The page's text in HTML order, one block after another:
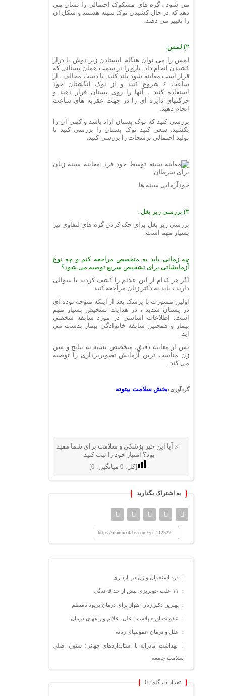
می شود ، گره های مشکوک احتمالی را نشان می
دهد که در حال کشیدن نوک سینه هستند و شکل آن
را تغییر می دهند.
۲) لمس:
لمس را می توان هنگام ایستادن زیر دوش یا دراز
کشیدن انجام داد. بازو را در سمت همان پستانی که
قرار است معاینه شود بلند کنید. با دست مخالف ، از
ساعت ۶ شروع کنید و از نوک انگشتان خود
استفاده کنید ، آنها را روی پستان قرار دهید و
حرکتهای دایره ای را در جهت عقربه های ساعت
انجام دهید.
بررسی کنید که نوک پستان آزاد باشد و کمی آن را
بکشید. سعی کنید نوک پستان را بررسی کنید تا
تولید احتمالی ترشحات را بررسی کنید.
خودآزمایی سینه ها
۳) بررسی زیر بغل :
بررسی زیر بغل برای چک کردن گره های لنفاوی نیز
بسیار مهم است.
چه زمانی باید به متخصص مراجعه کنم و چه نوع
آزمایشاتی برای تشخیص سریع توصیه می شود؟
اگر هر کدام از این علائم را کشف کردید یا سوالی
دارید ، باید به دکتر زنان مراجعه کنید.
اولین مشورت با پزشک بعد از اینکه متوجه توده ای
در پستان شدید ، در هدایت تشخیص بسیار مهم
است. اطلاعات اساسی در مورد سابقه شخصی
بیمار و همچنین سابقه خانوادگی بیمار بدست می
آید.
پس از معاینه دقیق، متخصص بسته به نتایج و سن
زن مناسب ترین آزمایش تصویربرداری را توصیه
می کند.
گردآوری:بخش سلامت بیتوته
✅ آیا این خبر پزشکی و سلامت برای شما مفید
بود؟ امتیاز خود را ثبت کنید.
[کل: 0میانگین: 0
]
به اشتراک بگذارید
https://iranmedlabs.com/?p=112527
درد استخوان واژن در بارداری
بهترین دکتر زنان اهواز برای درمان پریود نامنظم
عفونت اوره پلاسما: علل، علائم و راههای درمان
علل و درمان عفونتهای زنانه
بهداشت مادرانه با استانداردهای جهانی؛ ستون اصلی
سلامت جامعه
تعداد دیدگاه : 0